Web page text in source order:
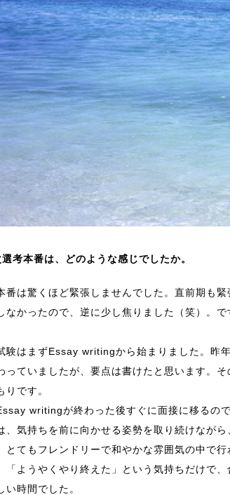
考本番は、どのような感じでしたか。
は驚くほど緊張しませんでした。直前期も緊
なかったので、逆に少し焦りました（笑）。
はまずEssay writingから始まりました。昨年
っていましたが、要点は書けたと思います。
りです。
writingが終わった後すぐに面接に移るの
、気持ちを前に向かせる姿勢を取り続けなが
とてもフレンドリーで和やかな雰囲気の中で
「ようやくやり終えた」という気持ちだけで
い時間でした。